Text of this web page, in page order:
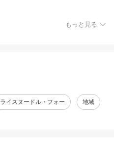
もっと見る
ライスヌードル・フォー 地域